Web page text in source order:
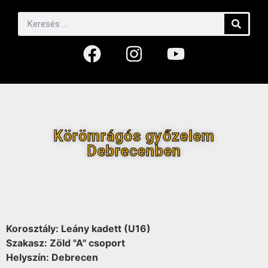
Körömrágós győzelem
Debrecenben
Korosztály: Leány kadett (U16)
Szakasz: Zöld "A" csoport
Helyszín: Debrecen